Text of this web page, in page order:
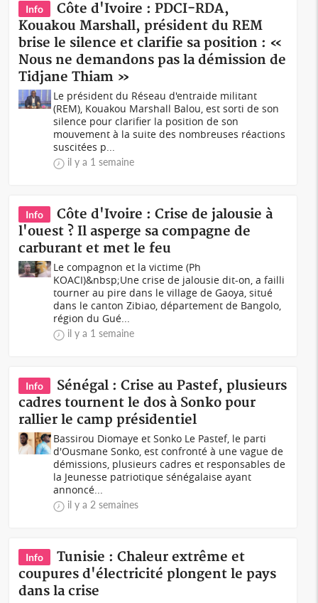
Info
Côte d'Ivoire : PDCI-RDA,
Kouakou Marshall, président du REM
brise le silence et clarifie sa position : «
Nous ne demandons pas la démission de
Tidjane Thiam »
Le président du Réseau d'entraide militant
(REM), Kouakou Marshall Balou, est sorti de son
silence pour clarifier la position de son
mouvement à la suite des nombreuses réactions
suscitées p...
il y a 1 semaine
Info
Côte d'Ivoire : Crise de jalousie à
l'ouest ? Il asperge sa compagne de
carburant et met le feu
Le compagnon et la victime (Ph
KOACI)&nbsp;Une crise de jalousie dit-on, a failli
tourner au pire dans le village de Gaoya, situé
dans le canton Zibiao, département de Bangolo,
région du Gué...
il y a 1 semaine
Info
Sénégal : Crise au Pastef, plusieurs
cadres tournent le dos à Sonko pour
rallier le camp présidentiel
Bassirou Diomaye et Sonko Le Pastef, le parti
d'Ousmane Sonko, est confronté à une vague de
démissions, plusieurs cadres et responsables de
la Jeunesse patriotique sénégalaise ayant
annoncé...
il y a 2 semaines
Info
Tunisie : Chaleur extrême et
coupures d'électricité plongent le pays
dans la crise